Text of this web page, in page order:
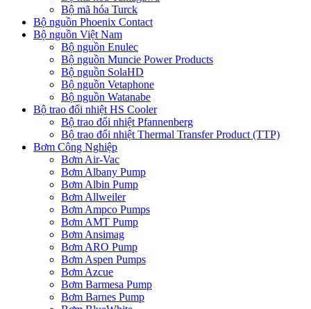
Bộ mã hóa Turck
Bộ nguồn Phoenix Contact
Bộ nguồn Việt Nam
Bộ nguồn Enulec
Bộ nguồn Muncie Power Products
Bộ nguồn SolaHD
Bộ nguồn Vetaphone
Bộ nguồn Watanabe
Bộ trao đổi nhiệt HS Cooler
Bộ trao đổi nhiệt Pfannenberg
Bộ trao đổi nhiệt Thermal Transfer Product (TTP)
Bơm Công Nghiệp
Bơm Air-Vac
Bơm Albany Pump
Bơm Albin Pump
Bơm Allweiler
Bơm Ampco Pumps
Bơm AMT Pump
Bơm Ansimag
Bơm ARO Pump
Bơm Aspen Pumps
Bơm Azcue
Bơm Barmesa Pump
Bơm Barnes Pump